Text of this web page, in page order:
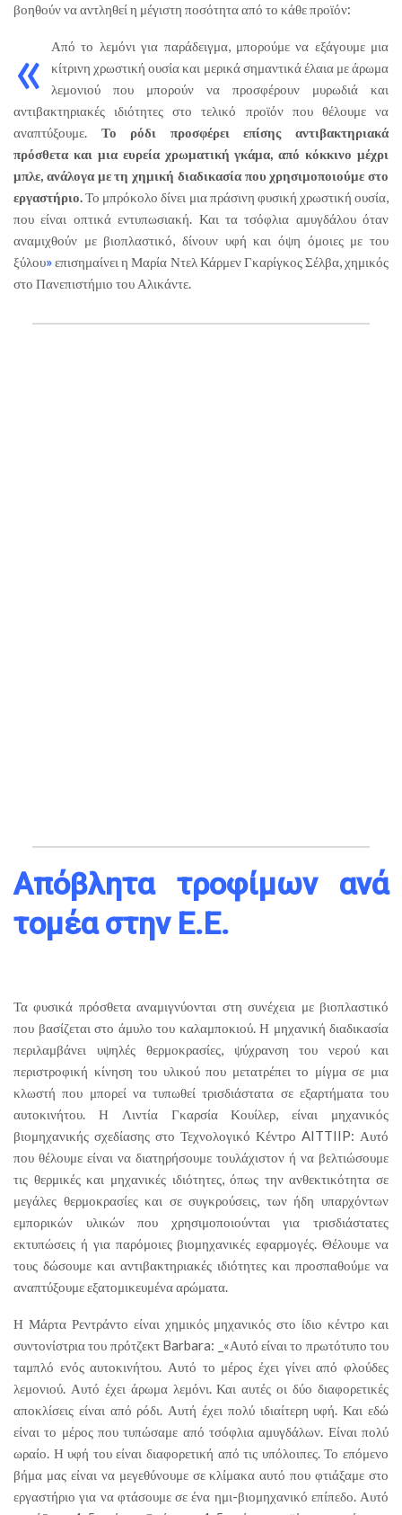
βοηθούν να αντληθεί η μέγιστη ποσότητα από το κάθε προϊόν:
«
Από το λεμόνι για παράδειγμα, μπορούμε να εξάγουμε μια
κίτρινη χρωστική ουσία και μερικά σημαντικά έλαια με άρωμα
λεμονιού που μπορούν να προσφέρουν μυρωδιά και
αντιβακτηριακές ιδιότητες στο τελικό προϊόν που θέλουμε να
αναπτύξουμε. Το ρόδι προσφέρει επίσης αντιβακτηριακά
πρόσθετα και μια ευρεία χρωματική γκάμα, από κόκκινο μέχρι
μπλε, ανάλογα με τη χημική διαδικασία που χρησιμοποιούμε στο
εργαστήριο.Το μπρόκολο δίνει μια πράσινη φυσική χρωστική ουσία,
που είναι οπτικά εντυπωσιακή. Και τα τσόφλια αμυγδάλου όταν
αναμιχθούν με βιοπλαστικό, δίνουν υφή και όψη όμοιες με του
ξύλου»επισημαίνει η Μαρία Ντελ Κάρμεν Γκαρίγκος Σέλβα, χημικός
στο Πανεπιστήμιο του Αλικάντε.
Απόβλητα τροφίμων ανά
τομέα στην Ε.Ε.
Τα φυσικά πρόσθετα αναμιγνύονται στη συνέχεια με βιοπλαστικό
που βασίζεται στο άμυλο του καλαμποκιού. Η μηχανική διαδικασία
περιλαμβάνει υψηλές θερμοκρασίες, ψύχρανση του νερού και
περιστροφική κίνηση του υλικού που μετατρέπει το μίγμα σε μια
κλωστή που μπορεί να τυπωθεί τρισδιάστατα σε εξαρτήματα του
αυτοκινήτου. Η Λιντία Γκαρσία Κουίλερ, είναι μηχανικός
βιομηχανικής σχεδίασης στο Τεχνολογικό Κέντρο AITTIIP: Αυτό
που θέλουμε είναι να διατηρήσουμε τουλάχιστον ή να βελτιώσουμε
τις θερμικές και μηχανικές ιδιότητες, όπως την ανθεκτικότητα σε
μεγάλες θερμοκρασίες και σε συγκρούσεις, των ήδη υπαρχόντων
εμπορικών υλικών που χρησιμοποιούνται για τρισδιάστατες
εκτυπώσεις ή για παρόμοιες βιομηχανικές εφαρμογές. Θέλουμε να
τους δώσουμε και αντιβακτηριακές ιδιότητες και προσπαθούμε να
αναπτύξουμε εξατομικευμένα αρώματα.
Η Μάρτα Ρεντράντο είναι χημικός μηχανικός στο ίδιο κέντρο και
συντονίστρια του πρότζεκτ Barbara: _«Αυτό είναι το πρωτότυπο του
ταμπλό ενός αυτοκινήτου. Αυτό το μέρος έχει γίνει από φλούδες
λεμονιού. Αυτό έχει άρωμα λεμόνι. Και αυτές οι δύο διαφορετικές
αποκλίσεις είναι από ρόδι. Αυτή έχει πολύ ιδιαίτερη υφή. Και εδώ
είναι το μέρος που τυπώσαμε από τσόφλια αμυγδάλων. Είναι πολύ
ωραίο. Η υφή του είναι διαφορετική από τις υπόλοιπες. Το επόμενο
βήμα μας είναι να μεγεθύνουμε σε κλίμακα αυτό που φτιάξαμε στο
εργαστήριο για να φτάσουμε σε ένα ημι-βιομηχανικό επίπεδο. Αυτό